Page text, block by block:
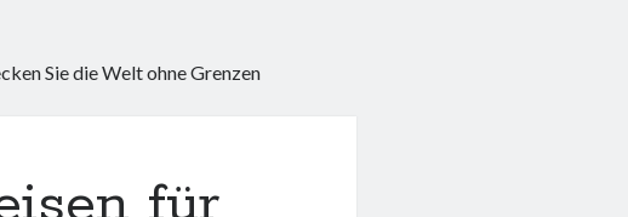
Sie die Welt ohne Grenzen